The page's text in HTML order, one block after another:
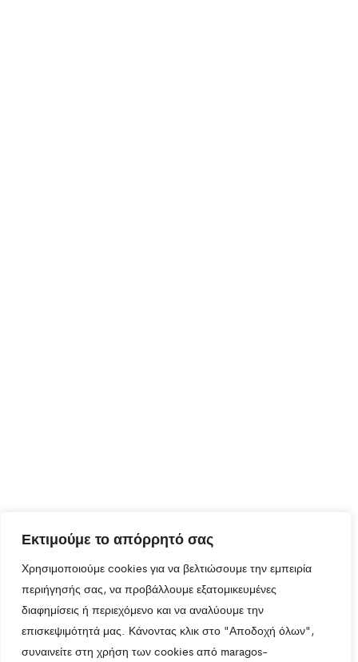
Εκτιμούμε το απόρρητό σας
Χρησιμοποιούμε cookies για να βελτιώσουμε την εμπειρία
περιήγησής σας, να προβάλλουμε εξατομικευμένες
διαφημίσεις ή περιεχόμενο και να αναλύουμε την
επισκεψιμότητά μας. Κάνοντας κλικ στο "Αποδοχή όλων",
συναινείτε στη χρήση των cookies από maragos-